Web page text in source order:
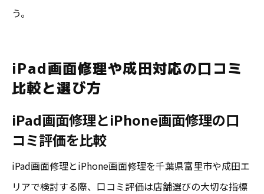
う。
iPad画面修理や成田対応の口コミ
比較と選び方
iPad画面修理とiPhone画面修理の口
コミ評価を比較
iPad画面修理とiPhone画面修理を千葉県富里市や成田エ
リアで検討する際、口コミ評価は店舗選びの大切な指標